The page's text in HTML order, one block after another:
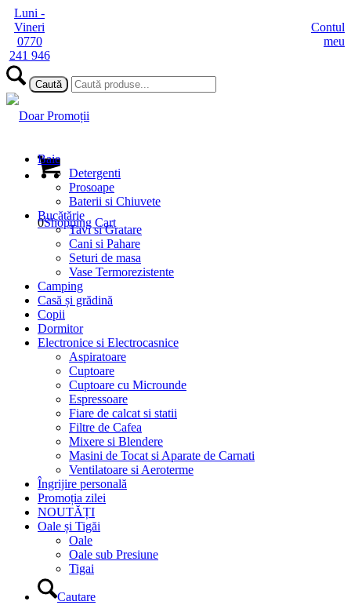
Luni -
Vineri
0770
241 946
Contul
meu
0Shopping Cart
Baie
Detergenti
Prosoape
Baterii si Chiuvete
Bucătărie
Tavi si Gratare
Cani si Pahare
Seturi de masa
Vase Termorezistente
Camping
Casă și grădină
Copii
Dormitor
Electronice si Electrocasnice
Aspiratoare
Cuptoare
Cuptoare cu Microunde
Espressoare
Fiare de calcat si statii
Filtre de Cafea
Mixere si Blendere
Masini de Tocat si Aparate de Carnati
Ventilatoare si Aeroterme
Îngrijire personală
Promoția zilei
NOUTĂȚI
Oale și Tigăi
Oale
Oale sub Presiune
Tigai
Cautare